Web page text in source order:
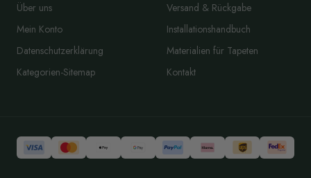
Über uns
Mein Konto
Datenschutzerklärung
Kategorien-Sitemap
Versand & Rückgabe
Installationshandbuch
Materialien für Tapeten
Kontakt